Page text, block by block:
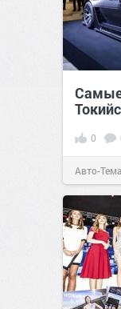
0
Авто-Тема